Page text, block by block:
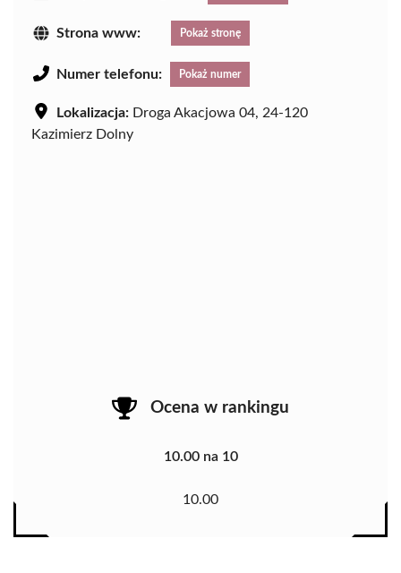
Strona www: Pokaż stronę
Numer telefonu: Pokaż numer
Lokalizacja: Droga Akacjowa 04, 24-120
Kazimierz Dolny
Ocena w rankingu
10.00 na 10
10.00